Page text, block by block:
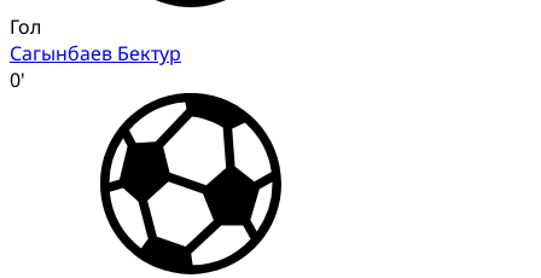
Гол
Сагынбаев Бектур
0'